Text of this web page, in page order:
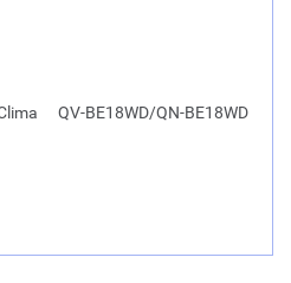
QV-BE18WD/QN-BE18WD